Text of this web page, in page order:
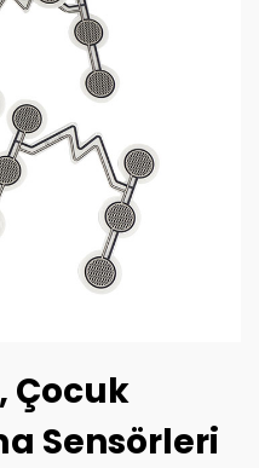
Çocuk
Sensörleri